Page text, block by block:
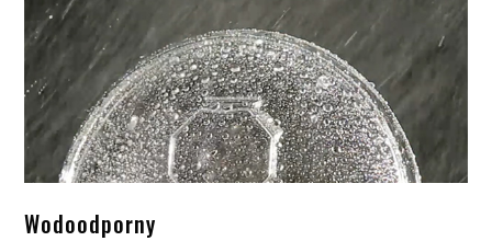
Wodoodporny